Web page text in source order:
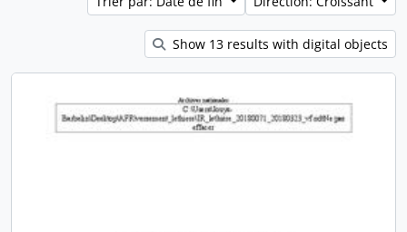
Show 13 results with digital objects